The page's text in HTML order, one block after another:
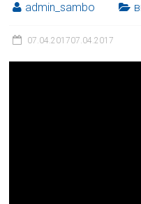
admin_sambo
07.04.201707.04.2017